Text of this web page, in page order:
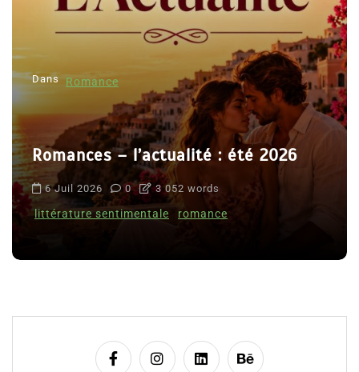
Dans Romance
Romances – l’actualité : été 2026
6 Juil 2026 0 3 052 words
littérature sentimentale romance